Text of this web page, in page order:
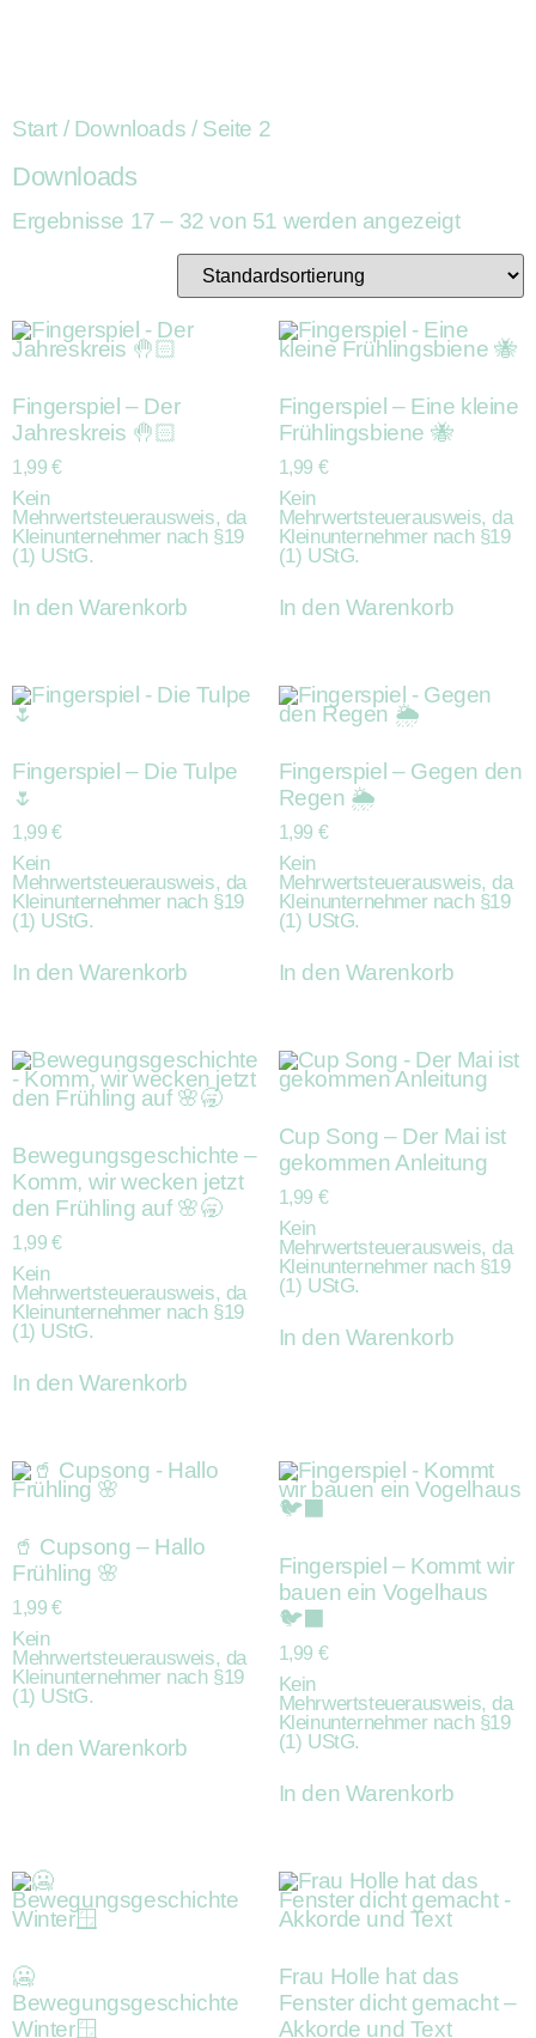
Start / Downloads / Seite 2
Downloads
Ergebnisse 17 – 32 von 51 werden angezeigt
Fingerspiel – Der
Jahreskreis 🤚🏻
1,99 €
Kein
Mehrwertsteuerausweis, da
Kleinunternehmer nach §19
(1) UStG.
In den Warenkorb
Fingerspiel – Eine kleine
Frühlingsbiene 🐝
1,99 €
Kein
Mehrwertsteuerausweis, da
Kleinunternehmer nach §19
(1) UStG.
In den Warenkorb
Fingerspiel – Die Tulpe
🌷
1,99 €
Kein
Mehrwertsteuerausweis, da
Kleinunternehmer nach §19
(1) UStG.
In den Warenkorb
Fingerspiel – Gegen den
Regen 🌦️
1,99 €
Kein
Mehrwertsteuerausweis, da
Kleinunternehmer nach §19
(1) UStG.
In den Warenkorb
Bewegungsgeschichte –
Komm, wir wecken jetzt
den Frühling auf 🌸🥱
1,99 €
Kein
Mehrwertsteuerausweis, da
Kleinunternehmer nach §19
(1) UStG.
In den Warenkorb
Cup Song – Der Mai ist
gekommen Anleitung
1,99 €
Kein
Mehrwertsteuerausweis, da
Kleinunternehmer nach §19
(1) UStG.
In den Warenkorb
🥤 Cupsong – Hallo
Frühling 🌸
1,99 €
Kein
Mehrwertsteuerausweis, da
Kleinunternehmer nach §19
(1) UStG.
In den Warenkorb
Fingerspiel – Kommt wir
bauen ein Vogelhaus
🐦‍⬛
1,99 €
Kein
Mehrwertsteuerausweis, da
Kleinunternehmer nach §19
(1) UStG.
In den Warenkorb
🥶
Bewegungsgeschichte
Winter🪟
Frau Holle hat das
Fenster dicht gemacht –
Akkorde und Text